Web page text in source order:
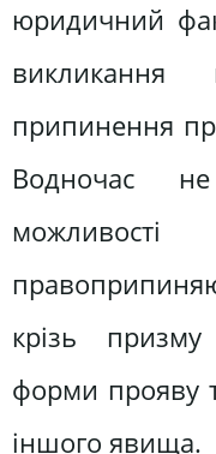
юридичний
викликання
припинення
Водночас
крізь
форми прояву
іншого явища.